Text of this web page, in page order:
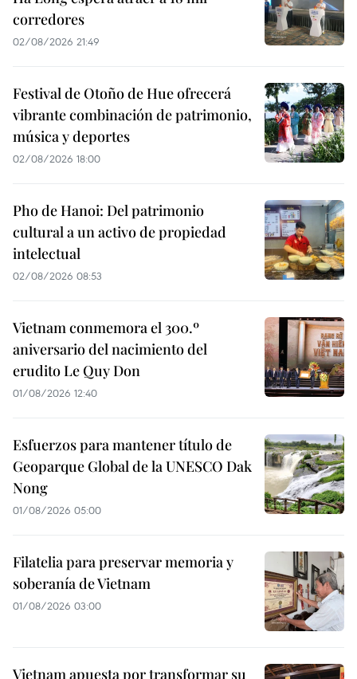
corredores
02/08/2026 21:49
Festival de Otoño de Hue ofrecerá
vibrante combinación de patrimonio,
música y deportes
02/08/2026 18:00
Pho de Hanoi: Del patrimonio
cultural a un activo de propiedad
intelectual
02/08/2026 08:53
Vietnam conmemora el 300.º
aniversario del nacimiento del
erudito Le Quy Don
01/08/2026 12:40
Esfuerzos para mantener título de
Geoparque Global de la UNESCO Dak
Nong
01/08/2026 05:00
Filatelia para preservar memoria y
soberanía de Vietnam
01/08/2026 03:00
Vietnam apuesta por transformar su